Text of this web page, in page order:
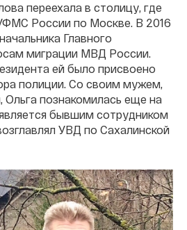
переехала в столицу, где
России по Москве. В 2016
Главного
миграции МВД России.
ей было присвоено
полиции. Со своим мужем,
познакомилась еще на
бывшим сотрудником
УВД по Сахалинской